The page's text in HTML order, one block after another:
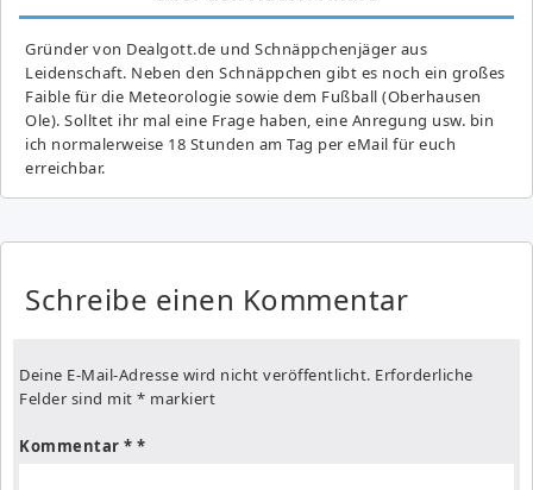
Gründer von Dealgott.de und Schnäppchenjäger aus
Leidenschaft. Neben den Schnäppchen gibt es noch ein großes
Fai­ble für die Meteorologie sowie dem Fußball (Oberhausen
Ole). Solltet ihr mal eine Frage haben, eine Anregung usw. bin
ich normalerweise 18 Stunden am Tag per eMail für euch
erreichbar.
Schreibe einen Kommentar
Deine E-Mail-Adresse wird nicht veröffentlicht. Erforderliche
Felder sind mit * markiert
Kommentar *